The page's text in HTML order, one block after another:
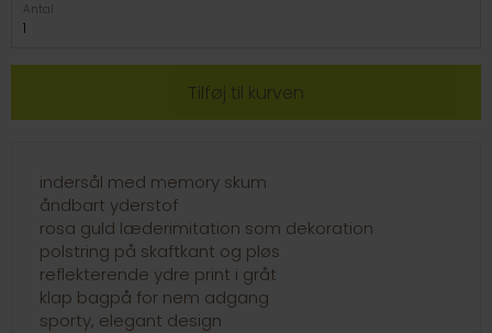
Antal
indersål med memory skum
åndbart yderstof
rosa guld læderimitation som dekoration
polstring på skaftkant og pløs
reflekterende ydre print i gråt
klap bagpå for nem adgang
sporty, elegant design